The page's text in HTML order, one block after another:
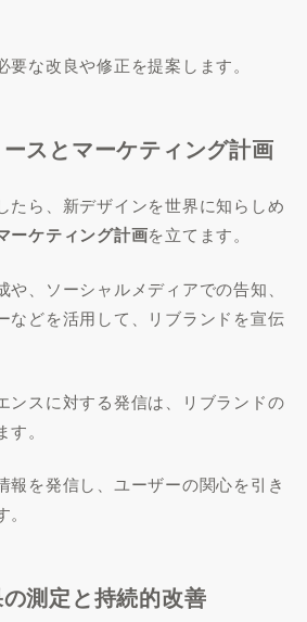
な改良や修正を提案します。
スとマーケティング計画
たら、新デザインを世界に知らしめ
ーケティング計画を立てます。
や、ソーシャルメディアでの告知、
などを活用して、リブランドを宣伝
ンスに対する発信は、リブランドの
。
報を発信し、ユーザーの関心を引き
測定と持続的改善